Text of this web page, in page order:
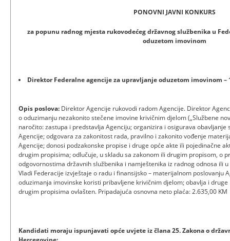
PONOVNI JAVNI KONKURS
za popunu radnog mjesta rukovodećeg državnog službenika u
oduzetom imovinom
Direktor Federalne agencije za upravljanje oduzetom imovinom –
Opis poslova: Direktor Agencije rukovodi radom Agencije. Direktor
o oduzimanju nezakonito stečene imovine krivičnim djelom („Službene
naročito: zastupa i predstavlja Agenciju; organizira i osigurava obavljanje
Agencije; odgovara za zakonitost rada, pravilno i zakonito vođenje
Agencije; donosi podzakonske propise i druge opće akte ili pojedinačne
drugim propisima; odlučuje, u skladu sa zakonom ili drugim propisom, o
odgovornostima državnih službenika i namještenika iz radnog odnosa ili
Vladi Federacije izvještaje o radu i finansijsko – materijalnom poslovanju
oduzimanja imovinske koristi pribavljene krivičnim djelom; obavlja i druge
drugim propisima ovlašten. Pripadajuća osnovna neto plaća: 2.635,00 KM
Kandidati moraju ispunjavati opće uvjete iz člana 25. Zakona o